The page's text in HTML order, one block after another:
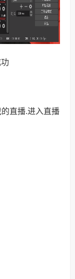
直播.进入直播